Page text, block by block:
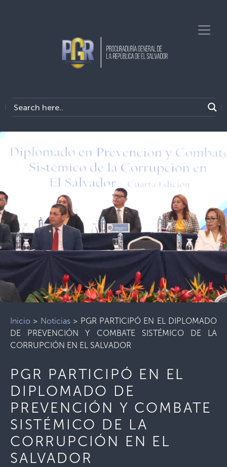
Inicio > Noticias> PGR PARTICIPÓ EN EL DIPLOMADO
DE PREVENCIÓN Y COMBATE SISTÉMICO DE LA
CORRUPCIÓN EN EL SALVADOR
PGR PARTICIPÓ EN EL
DIPLOMADO DE
PREVENCIÓN Y COMBATE
SISTÉMICO DE LA
CORRUPCIÓN EN EL
SALVADOR